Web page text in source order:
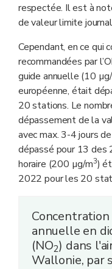
respectée. Il est à
de valeur limite
Cependant, en ce qui
recommandées par
guide annuelle (10
européenne, était
20 stations. Le
dépassement de la
avec max. 3-4 jours
dépassé pour 13 des
horaire (200 µg/m3)
2022 pour les 20
annuelle en
(NO2) dans
Wallonie, par